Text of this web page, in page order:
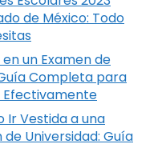
de México: Todo
un Examen de
Completa para
Ir Vestida a una
Universidad: Guía